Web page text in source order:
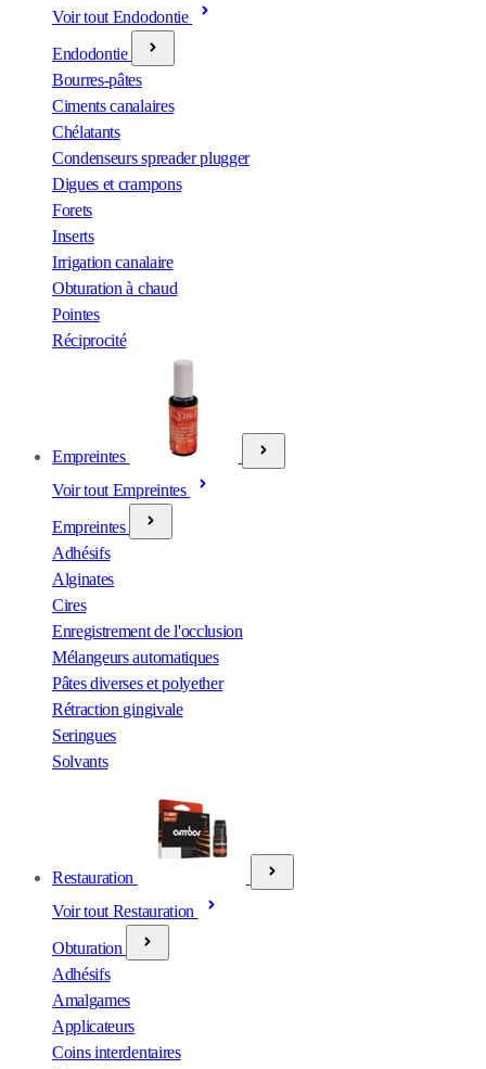
Voir tout Endodontie
Endodontie
Bourres-pâtes
Ciments canalaires
Chélatants
Condenseurs spreader plugger
Digues et crampons
Forets
Inserts
Irrigation canalaire
Obturation à chaud
Pointes
Réciprocité
Empreintes
Voir tout Empreintes
Empreintes
Adhésifs
Alginates
Cires
Enregistrement de l'occlusion
Mélangeurs automatiques
Pâtes diverses et polyether
Rétraction gingivale
Seringues
Solvants
Restauration
Voir tout Restauration
Obturation
Adhésifs
Amalgames
Applicateurs
Coins interdentaires